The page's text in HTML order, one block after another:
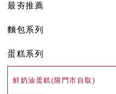
最夯推薦
麵包系列
蛋糕系列
鮮奶油蛋糕(限門市自取)